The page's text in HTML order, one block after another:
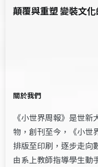
顛覆與重塑 變裝文
關於我們
《小世界周報》是世
物，創刊至今，《小世
排版至印刷，逐步走向
由系上教師指導學生動